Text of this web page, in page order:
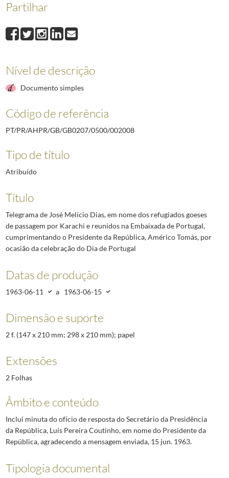
002010Ofício do Chefe do Gabinete do Ministro do Ultramar, Nuno Matias
002011Telegrama do Encarregado da Secção Consular da Embaixada de
002013
Telegrama do Presidente da Junta de Freguesia de Camarate
002637 Telegrama do Presidente do Conselho, Marcelo Caetano, ao
Partilhar
Nível de descrição
Documento simples
Código de referência
PT/PR/AHPR/GB/GB0207/0500/002008
Tipo de título
Atribuído
Título
Telegrama de José Melício Dias, em nome dos refugiados goeses
de passagem por Karachi e reunidos na Embaixada de Portugal,
cumprimentando o Presidente da República, Américo Tomás, por
ocasião da celebração do Dia de Portugal
Datas de produção
1963-06-11 a 1963-06-15
Dimensão e suporte
2 f. (147 x 210 mm; 298 x 210 mm); papel
Extensões
2 Folhas
Âmbito e conteúdo
Inclui minuta do ofício de resposta do Secretário da Presidência
da República, Luís Pereira Coutinho, em nome do Presidente da
República, agradecendo a mensagem enviada, 15 jun. 1963.
Tipologia documental